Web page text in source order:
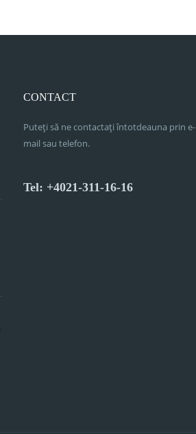
CONTACT
Puteți să ne contactați întotdeauna prin e-
mail sau telefon.
Tel: +4021-311-16-16